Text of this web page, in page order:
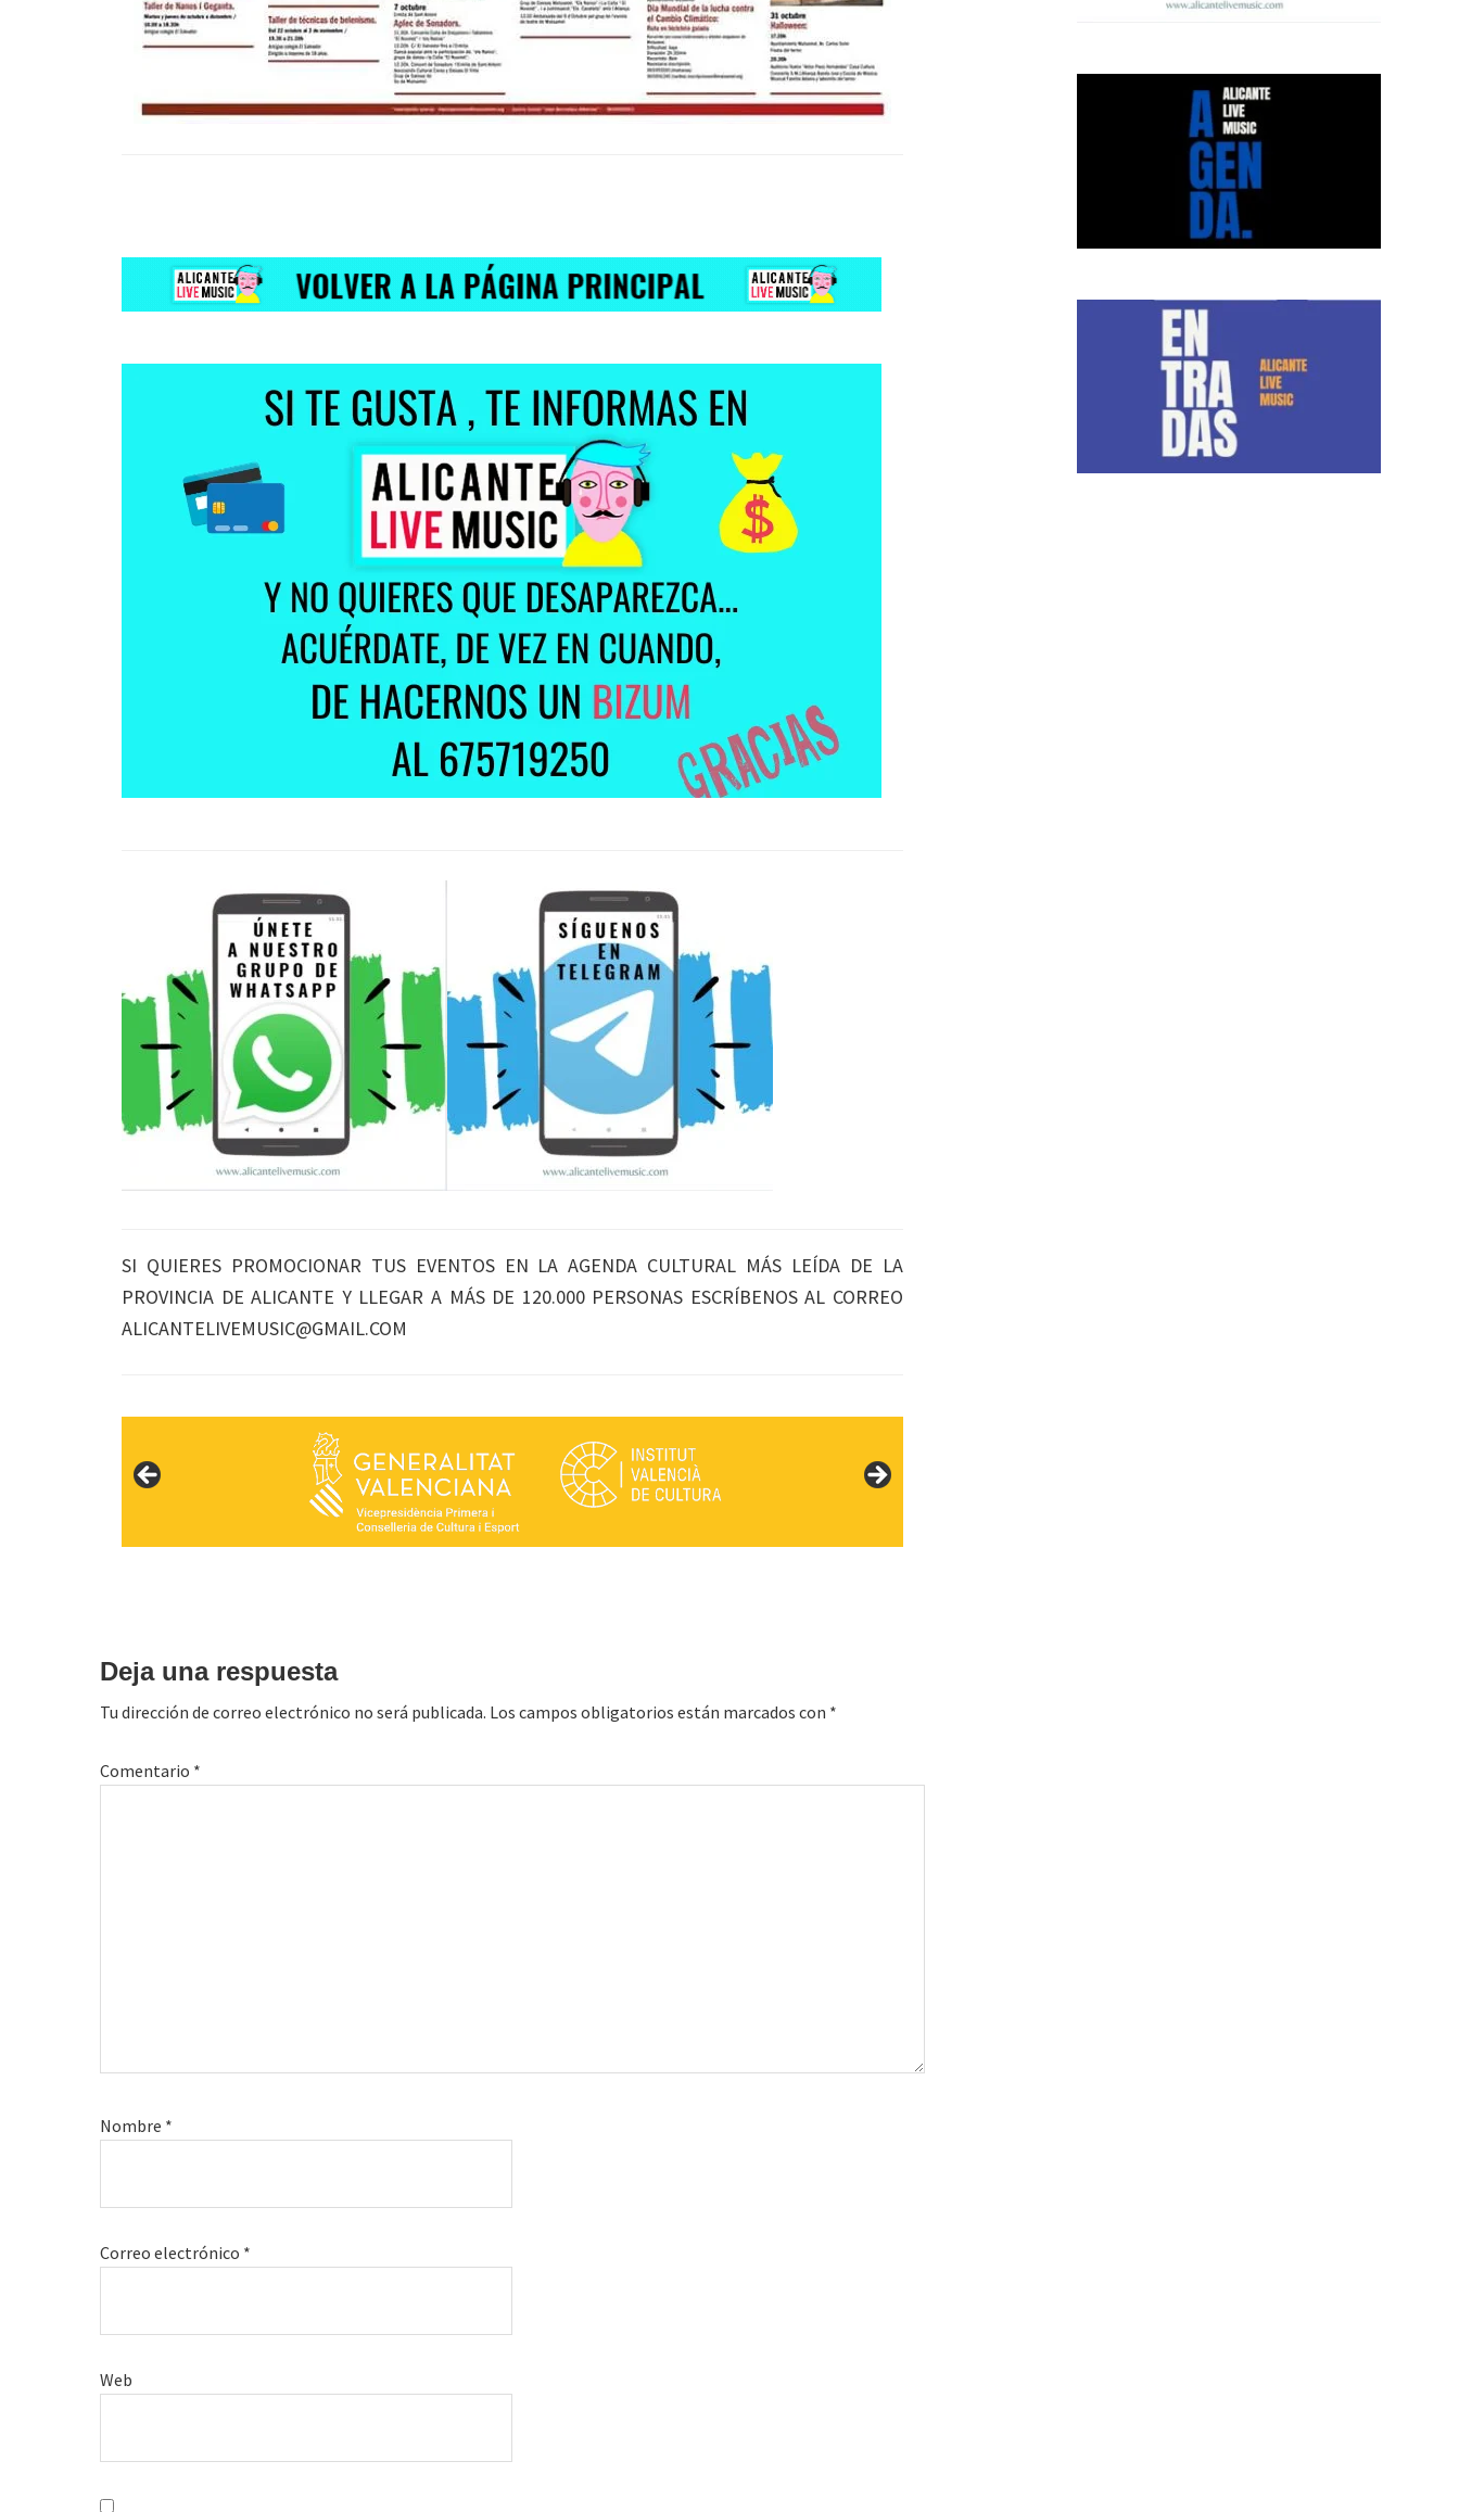
SI QUIERES PROMOCIONAR TUS EVENTOS EN LA AGENDA CULTURAL MÁS LEÍDA DE LA
PROVINCIA DE ALICANTE Y LLEGAR A MÁS DE 120.000 PERSONAS ESCRÍBENOS AL CORREO
ALICANTELIVEMUSIC@GMAIL.COM
lectores
Deja una respuesta
Tu dirección de correo electrónico no será publicada. Los campos obligatorios están marcados con *
Comentario *
Nombre *
Correo electrónico *
Web